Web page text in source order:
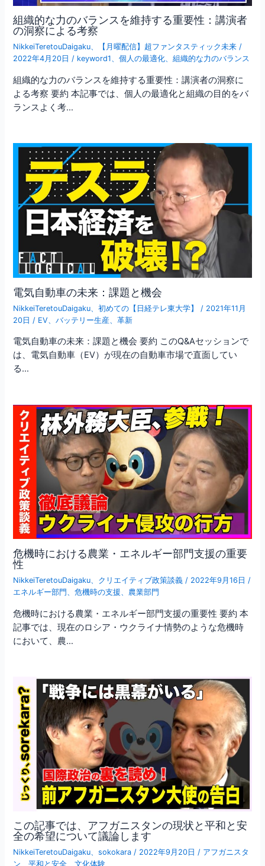
組織的な力のバランスを維持する重要性：講演者
の洞察による考察
NikkeiTeretouDaigaku、 【月曜配信】超ファンタスティック未来 /
2022年4月20日 / keyword1、個人の最適化、組織的な力のバランス
組織的な力のバランスを維持する重要性：講演者の洞察に
よる考察 要約 本記事では、個人の最適化と組織の目的をバ
ランスよく考…
電気自動車の未来：課題と機会
NikkeiTeretouDaigaku 、初めての【日経テレ東大学】 / 2021年11月
20日 / EV 、バッテリー生産 、革新
電気自動車の未来：課題と機会 要約 このQ&Aセッションで
は、電気自動車（EV）が現在の自動車市場で直面してい
る…
危機時における農業・エネルギー部門支援の重要
性
NikkeiTeretouDaigaku、 クリエイティブ政策談義 / 2022年9月16日 /
エネルギー部門 、危機時の支援、 農業部門
危機時における農業・エネルギー部門支援の重要性 要約 本
記事では、現在のロシア・ウクライナ情勢のような危機時
において、農…
この記事では、アフガニスタンの現状と平和と安
全の希望について議論します
NikkeiTeretouDaigaku、sokokara / 2022年9月20日 / アフガニスタ
ン 、平和と安全 、文化体験